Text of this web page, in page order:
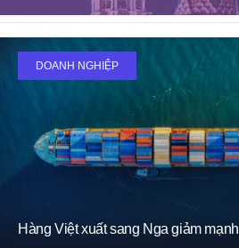
DOANH NGHIỆP
Hàng Việt xuất sang Nga giảm mạnh